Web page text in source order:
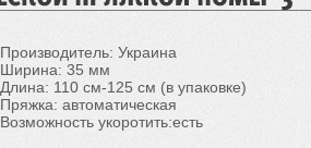
Производитель: Украина
Ширина: 35 мм
Длина: 110 см-125 см (в упаковке)
Пряжка: автоматическая
Возможность укоротить:есть